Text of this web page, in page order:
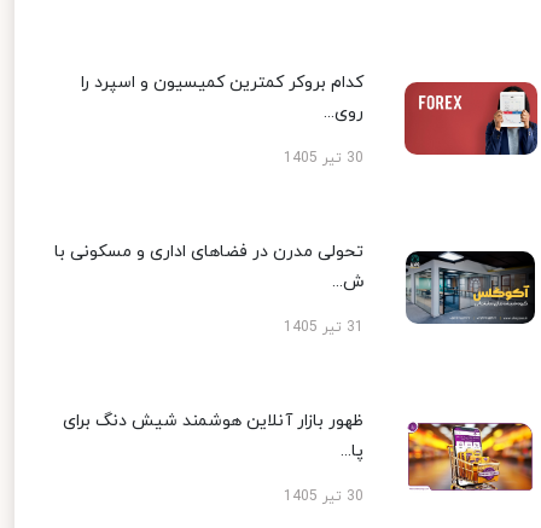
کدام بروکر کمترین کمیسیون و اسپرد را
روی...
30 تیر 1405
تحولی مدرن در فضاهای اداری و مسکونی با
ش...
ظهور بازار آنلاین هوشمند شیش دنگ برای
پا...
30 تیر 1405